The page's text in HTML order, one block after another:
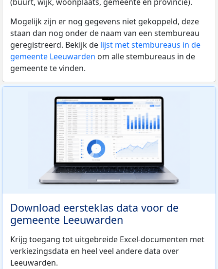
(buurt, wijk, woonplaats, gemeente en provincie).
Mogelijk zijn er nog gegevens niet gekoppeld, deze
staan dan nog onder de naam van een stembureau
geregistreerd. Bekijk de lijst met stembureaus in de
gemeente Leeuwarden om alle stembureaus in de
gemeente te vinden.
Download eersteklas data voor de
gemeente Leeuwarden
Krijg toegang tot uitgebreide Excel-documenten met
verkiezingsdata en heel veel andere data over
Leeuwarden.